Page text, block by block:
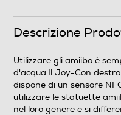
Descrizione
Utilizzare gli amiibo è
d'acqua.Il Joy-Con
dispone di un sensore
utilizzare le statuette
nel loro genere e si